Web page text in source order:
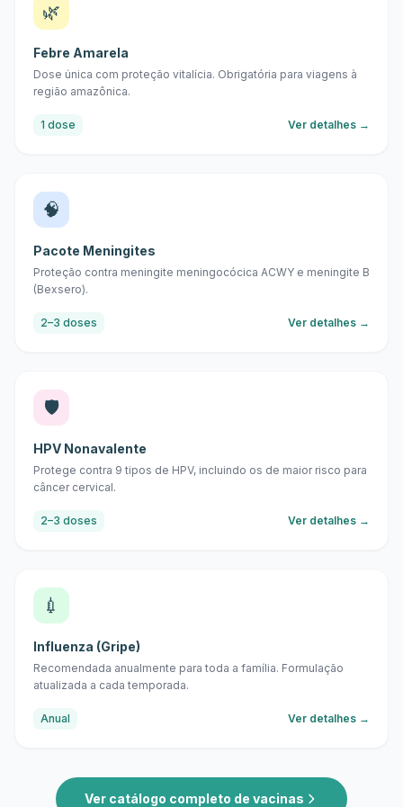
🌿
Febre Amarela
Dose única com proteção vitalícia. Obrigatória para viagens à
região amazônica.
1 dose Ver detalhes →
🧠
Pacote Meningites
Proteção contra meningite meningocócica ACWY e meningite B
(Bexsero).
2–3 doses Ver detalhes →
🛡️
HPV Nonavalente
Protege contra 9 tipos de HPV, incluindo os de maior risco para
câncer cervical.
2–3 doses Ver detalhes →
💉
Influenza (Gripe)
Recomendada anualmente para toda a família. Formulação
atualizada a cada temporada.
Anual Ver detalhes →
Ver catálogo completo de vacinas